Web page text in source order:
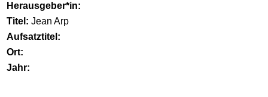
Herausgeber*in:
Titel: Jean Arp
Aufsatztitel:
Ort:
Jahr: